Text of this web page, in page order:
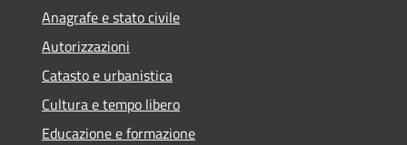
Anagrafe e stato civile
Autorizzazioni
Catasto e urbanistica
Cultura e tempo libero
Educazione e formazione